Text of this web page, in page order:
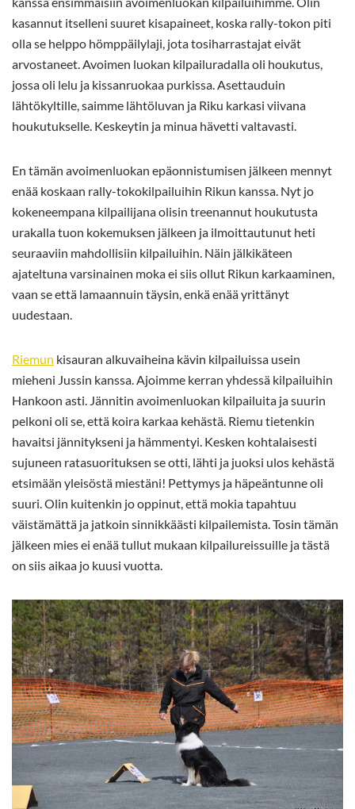
kasannut itselleni suuret kisapaineet, koska rally-tokon piti
olla se helppo hömppäilylaji, jota tosiharrastajat eivät
arvostaneet. Avoimen luokan kilpailuradalla oli houkutus,
jossa oli lelu ja kissanruokaa purkissa. Asettauduin
lähtökyltille, saimme lähtöluvan ja Riku karkasi viivana
houkutukselle. Keskeytin ja minua hävetti valtavasti.
En tämän avoimenluokan epäonnistumisen jälkeen mennyt
enää koskaan rally-tokokilpailuihin Rikun kanssa. Nyt jo
kokeneempana kilpailijana olisin treenannut houkutusta
urakalla tuon kokemuksen jälkeen ja ilmoittautunut heti
seuraaviin mahdollisiin kilpailuihin. Näin jälkikäteen
ajateltuna varsinainen moka ei siis ollut Rikun karkaaminen,
vaan se että lamaannuin täysin, enkä enää yrittänyt
uudestaan.
Riemun kisauran alkuvaiheina kävin kilpailuissa usein
mieheni Jussin kanssa. Ajoimme kerran yhdessä kilpailuihin
Hankoon asti. Jännitin avoimenluokan kilpailuita ja suurin
pelkoni oli se, että koira karkaa kehästä. Riemu tietenkin
havaitsi jännitykseni ja hämmentyi. Kesken kohtalaisesti
sujuneen ratasuorituksen se otti, lähti ja juoksi ulos kehästä
etsimään yleisöstä miestäni! Pettymys ja häpeäntunne oli
suuri. Olin kuitenkin jo oppinut, että mokia tapahtuu
väistämättä ja jatkoin sinnikkäästi kilpailemista. Tosin tämän
jälkeen mies ei enää tullut mukaan kilpailureissuille ja tästä
on siis aikaa jo kuusi vuotta.